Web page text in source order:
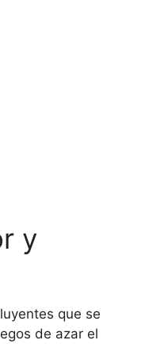
y
que se
de azar el